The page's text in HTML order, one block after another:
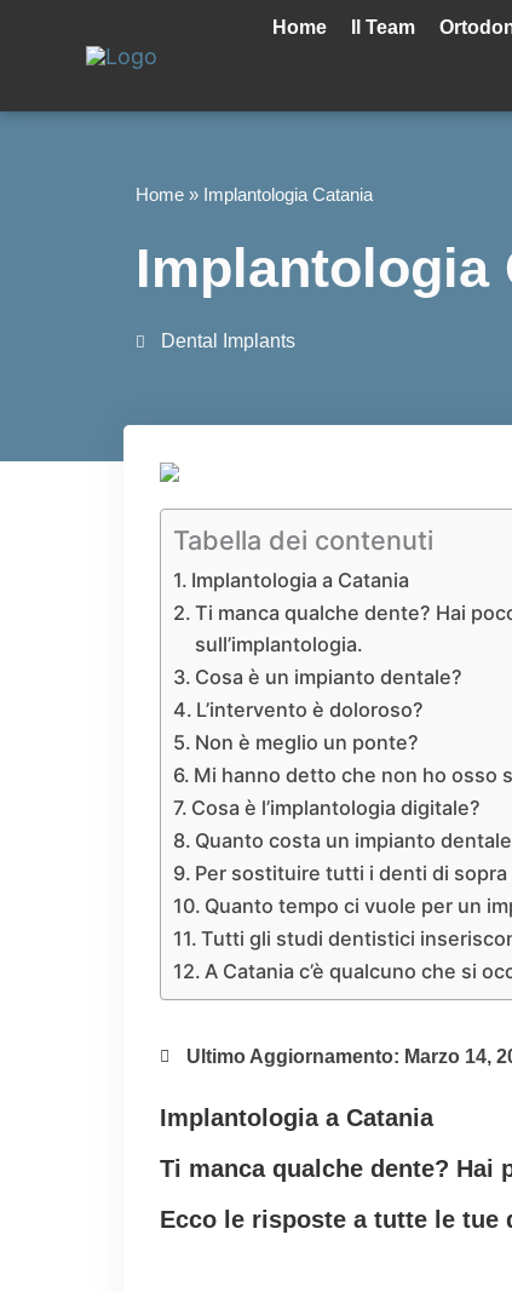
contenuto
Home Il Team
Home » Implantologia Catania
Implantologia
Dental Implants
Tabella dei contenuti
Implantologia a Catania
Ti manca qualche dente? Hai
sull’implantologia.
Cosa è un impianto dentale?
L’intervento è doloroso?
Non è meglio un ponte?
Mi hanno detto che non ho osso
Cosa è l’implantologia digitale?
Quanto costa un impianto
Per sostituire tutti i denti di
Quanto tempo ci vuole per un
Tutti gli studi dentistici
A Catania c’è qualcuno che si
Ultimo Aggiornamento: Marzo 14,
Implantologia a Catania
Ti manca qualche dente? Hai
Ecco le risposte a tutte le tue